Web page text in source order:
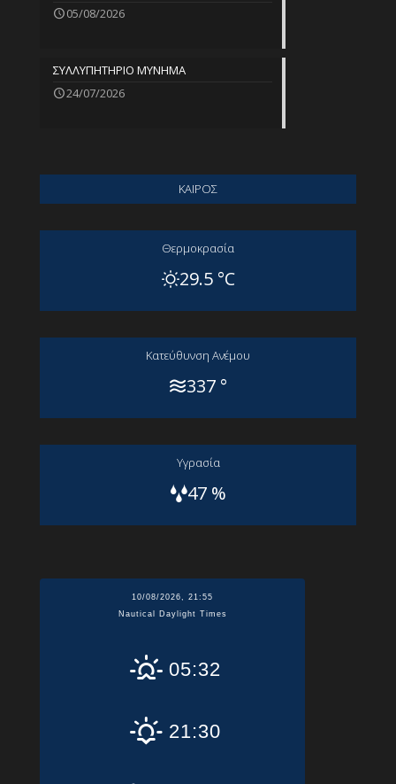
05/08/2026
ΣΥΛΛΥΠΗΤΗΡΙΟ ΜΥΝΗΜΑ
24/07/2026
ΚΑΙΡΟΣ
Θερμοκρασία
29.5 °C
Kατεύθυνση Aνέμου
337 °
Yγρασία
47 %
10/08/2026, 21:55
Nautical Daylight Times
05:32
21:30